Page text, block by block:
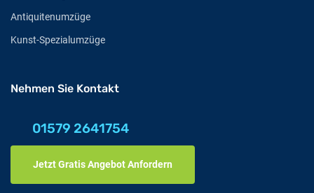
Antiquitenumzüge
Kunst-Spezialumzüge
Nehmen Sie Kontakt
01579 2641754
Jetzt Gratis Angebot Anfordern